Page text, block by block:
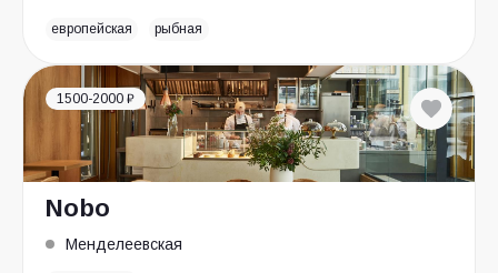
европейская рыбная
1500-2000 ₽
Nobo
Менделеевская